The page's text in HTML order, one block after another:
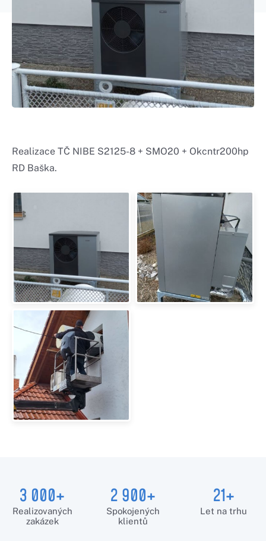
Realizace TČ NIBE S2125-8 + SMO20 + Okcntr200hp
RD Baška.
3 000+
Realizovaných
zakázek
2 900+
Spokojených
klientů
21+
Let na trhu